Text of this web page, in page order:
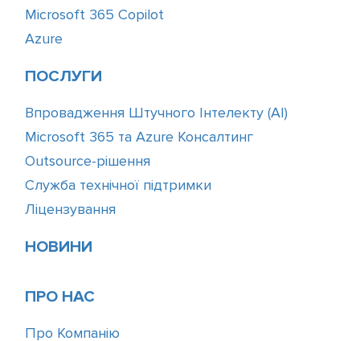
Microsoft 365 Copilot
Azure
ПОСЛУГИ
Впровадження Штучного Інтелекту (АІ)
Microsoft 365 та Azure Консалтинг
Outsource-рішення
Служба технічної підтримки
Ліцензування
НОВИНИ
ПРО НАС
Про Компанію